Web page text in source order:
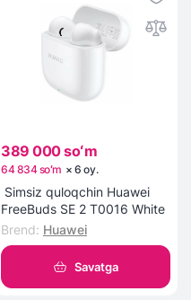
389 000 soʻm
64 834 soʻm ×6 oy.
Simsiz quloqchin Huawei
FreeBuds SE 2 T0016 White
Brend: Huawei
Savatga